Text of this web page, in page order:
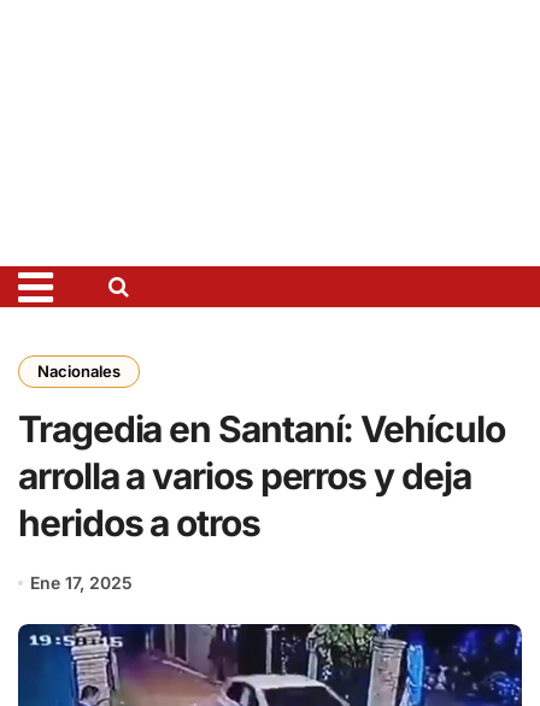
Nacionales
Tragedia en Santaní: Vehículo
arrolla a varios perros y deja
heridos a otros
Ene 17, 2025